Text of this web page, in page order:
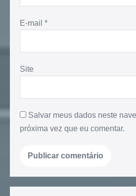
E-mail *
Site
Salvar meus dados neste
próxima vez que eu comentar.